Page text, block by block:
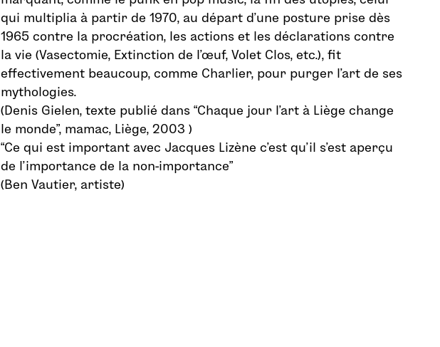
qui multiplia à partir de 1970, au départ d’une posture prise dès
1965 contre la procréation, les actions et les déclarations contre
la vie (Vasectomie, Extinction de l’œuf, Volet Clos, etc.), fit
effectivement beaucoup, comme Charlier, pour purger l’art de ses
mythologies.
(Denis Gielen, texte publié dans “Chaque jour l’art à Liège change
le monde”, mamac, Liège, 2003 )
“Ce qui est important avec Jacques Lizène c’est qu’il s’est aperçu
de l’importance de la non-importance”
(Ben Vautier, artiste)